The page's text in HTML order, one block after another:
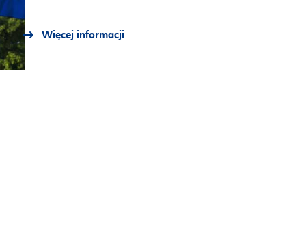
Więcej informacji